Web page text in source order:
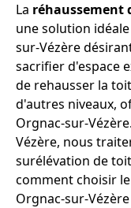
La réhaussement
une solution
sur-Vézère
sacrifier d'espace
de rehausser la
d'autres niveaux,
Orgnac-sur-
Vézère, nous
surélévation de
comment choisir
Orgnac-sur-